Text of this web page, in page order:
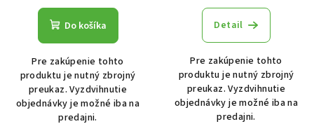
Do košíka
Pre zakúpenie tohto
produktu je nutný zbrojný
preukaz. Vyzdvihnutie
objednávky je možné iba na
predajni.
Detail
Pre zakúpenie tohto
produktu je nutný zbrojný
preukaz. Vyzdvihnutie
objednávky je možné iba na
predajni.